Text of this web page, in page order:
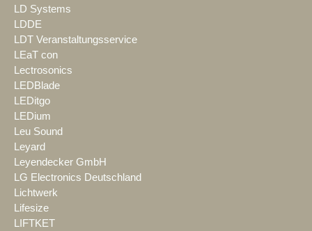
LD Systems
LDDE
LDT Veranstaltungsservice
LEaT con
Lectrosonics
LEDBlade
LEDitgo
LEDium
Leu Sound
Leyard
Leyendecker GmbH
LG Electronics Deutschland
Lichtwerk
Lifesize
LIFTKET